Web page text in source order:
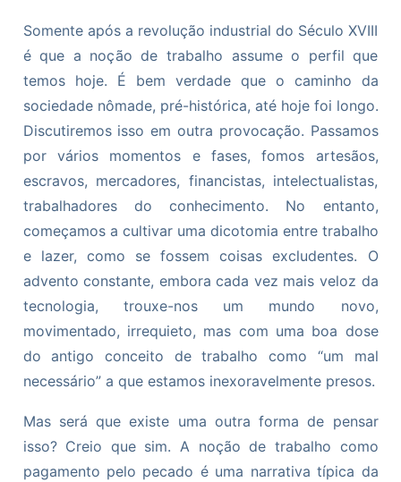
Somente após a revolução industrial do Século XVIII
é que a noção de trabalho assume o perfil que
temos hoje. É bem verdade que o caminho da
sociedade nômade, pré-histórica, até hoje foi longo.
Discutiremos isso em outra provocação. Passamos
por vários momentos e fases, fomos artesãos,
escravos, mercadores, financistas, intelectualistas,
trabalhadores do conhecimento. No entanto,
começamos a cultivar uma dicotomia entre trabalho
e lazer, como se fossem coisas excludentes. O
advento constante, embora cada vez mais veloz da
tecnologia, trouxe-nos um mundo novo,
movimentado, irrequieto, mas com uma boa dose
do antigo conceito de trabalho como “um mal
necessário” a que estamos inexoravelmente presos.
Mas será que existe uma outra forma de pensar
isso? Creio que sim. A noção de trabalho como
pagamento pelo pecado é uma narrativa típica da